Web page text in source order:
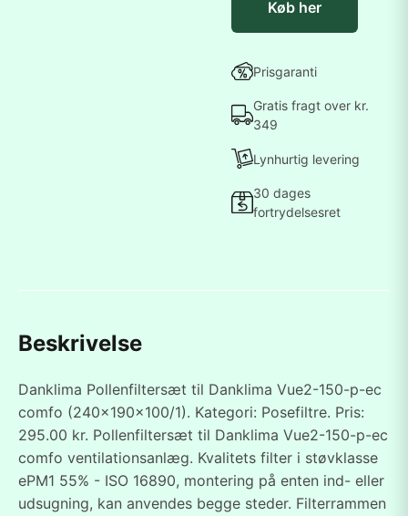
Køb her
Prisgaranti
Gratis fragt over kr.
349
Lynhurtig levering
30 dages
fortrydelsesret
Beskrivelse
Danklima Pollenfiltersæt til Danklima Vue2-150-p-ec
comfo (240x190x100/1). Kategori: Posefiltre. Pris:
295.00 kr. Pollenfiltersæt til Danklima Vue2-150-p-ec
comfo ventilationsanlæg. Kvalitets filter i støvklasse
ePM1 55% - ISO 16890, montering på enten ind- eller
udsugning, kan anvendes begge steder. Filterrammen